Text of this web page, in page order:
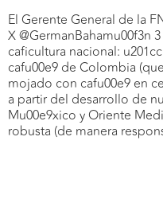
El Gerente General de la
X @GermanBahamu00f3n
caficultura nacional:
cafu00e9 de Colombia
mojado con cafu00e9 en
a partir del desarrollo de
Mu00e9xico y Oriente
robusta (de manera